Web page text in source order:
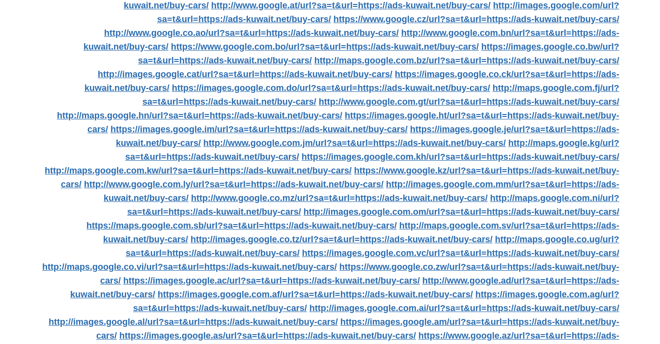
kuwait.net/buy-cars/ http://www.google.at/url?sa=t&url=https://ads-kuwait.net/buy-cars/ http://images.google.com/url?
sa=t&url=https://ads-kuwait.net/buy-cars/ https://www.google.cz/url?sa=t&url=https://ads-kuwait.net/buy-cars/
http://www.google.co.ao/url?sa=t&url=https://ads-kuwait.net/buy-cars/ http://www.google.com.bn/url?sa=t&url=https://ads-
kuwait.net/buy-cars/ https://www.google.com.bo/url?sa=t&url=https://ads-kuwait.net/buy-cars/ https://images.google.co.bw/url?
sa=t&url=https://ads-kuwait.net/buy-cars/ http://maps.google.com.bz/url?sa=t&url=https://ads-kuwait.net/buy-cars/
http://images.google.cat/url?sa=t&url=https://ads-kuwait.net/buy-cars/ https://images.google.co.ck/url?sa=t&url=https://ads-
kuwait.net/buy-cars/ https://images.google.com.do/url?sa=t&url=https://ads-kuwait.net/buy-cars/ http://maps.google.com.fj/url?
sa=t&url=https://ads-kuwait.net/buy-cars/ http://www.google.com.gt/url?sa=t&url=https://ads-kuwait.net/buy-cars/
http://maps.google.hn/url?sa=t&url=https://ads-kuwait.net/buy-cars/ https://images.google.ht/url?sa=t&url=https://ads-kuwait.net/buy-
cars/ https://images.google.im/url?sa=t&url=https://ads-kuwait.net/buy-cars/ https://images.google.je/url?sa=t&url=https://ads-
kuwait.net/buy-cars/ http://www.google.com.jm/url?sa=t&url=https://ads-kuwait.net/buy-cars/ http://maps.google.kg/url?
sa=t&url=https://ads-kuwait.net/buy-cars/ https://images.google.com.kh/url?sa=t&url=https://ads-kuwait.net/buy-cars/
http://maps.google.com.kw/url?sa=t&url=https://ads-kuwait.net/buy-cars/ https://www.google.kz/url?sa=t&url=https://ads-kuwait.net/buy-
cars/ http://www.google.com.ly/url?sa=t&url=https://ads-kuwait.net/buy-cars/ http://images.google.com.mm/url?sa=t&url=https://ads-
kuwait.net/buy-cars/ http://www.google.co.mz/url?sa=t&url=https://ads-kuwait.net/buy-cars/ http://maps.google.com.ni/url?
sa=t&url=https://ads-kuwait.net/buy-cars/ http://images.google.com.om/url?sa=t&url=https://ads-kuwait.net/buy-cars/
https://maps.google.com.sb/url?sa=t&url=https://ads-kuwait.net/buy-cars/ http://maps.google.com.sv/url?sa=t&url=https://ads-
kuwait.net/buy-cars/ http://images.google.co.tz/url?sa=t&url=https://ads-kuwait.net/buy-cars/ http://maps.google.co.ug/url?
sa=t&url=https://ads-kuwait.net/buy-cars/ https://images.google.com.vc/url?sa=t&url=https://ads-kuwait.net/buy-cars/
http://maps.google.co.vi/url?sa=t&url=https://ads-kuwait.net/buy-cars/ https://www.google.co.zw/url?sa=t&url=https://ads-kuwait.net/buy-
cars/ https://images.google.ac/url?sa=t&url=https://ads-kuwait.net/buy-cars/ http://www.google.ad/url?sa=t&url=https://ads-
kuwait.net/buy-cars/ https://images.google.com.af/url?sa=t&url=https://ads-kuwait.net/buy-cars/ https://images.google.com.ag/url?
sa=t&url=https://ads-kuwait.net/buy-cars/ http://images.google.com.ai/url?sa=t&url=https://ads-kuwait.net/buy-cars/
http://images.google.al/url?sa=t&url=https://ads-kuwait.net/buy-cars/ https://images.google.am/url?sa=t&url=https://ads-kuwait.net/buy-
cars/ https://images.google.as/url?sa=t&url=https://ads-kuwait.net/buy-cars/ https://www.google.az/url?sa=t&url=https://ads-